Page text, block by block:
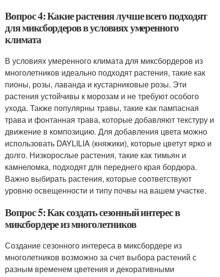
Вопрос 4: Какие растения лучше всего подходят
для миксбордеров в условиях умеренного
климата
В условиях умеренного климата для миксбордеров из
многолетников идеально подходят растения, такие как
пионы, розы, лаванда и кустарниковые розы. Эти
растения устойчивы к морозам и не требуют особого
ухода. Также популярны травы, такие как пампасная
трава и фонтанная трава, которые добавляют текстуру и
движение в композицию. Для добавления цвета можно
использовать DAYLILIA (княжики), которые цветут ярко и
долго. Низкорослые растения, такие как тимьян и
камнеломка, подходят для переднего края бордюра.
Важно выбирать растения, которые соответствуют
уровню освещенности и типу почвы на вашем участке.
Вопрос 5: Как создать сезонный интерес в
миксбордере из многолетников
Создание сезонного интереса в миксбордере из
многолетников возможно за счет выбора растений с
разным временем цветения и декоративными